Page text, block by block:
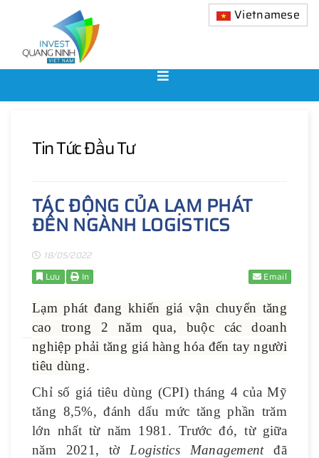
Vietnamese
Tin Tức Đầu Tư
TÁC ĐỘNG CỦA LẠM PHÁT
ĐẾN NGÀNH LOGISTICS
18/05/2022
Lưu
In Email
Lạm phát đang khiến giá vận chuyển tăng
cao trong 2 năm qua, buộc các doanh
nghiệp phải tăng giá hàng hóa đến tay người
tiêu dùng.
Chỉ số giá tiêu dùng (CPI) tháng 4 của Mỹ
tăng 8,5%, đánh dấu mức tăng phần trăm
lớn nhất từ năm 1981. Trước đó, từ giữa
năm 2021, tờ Logistics Managementđã